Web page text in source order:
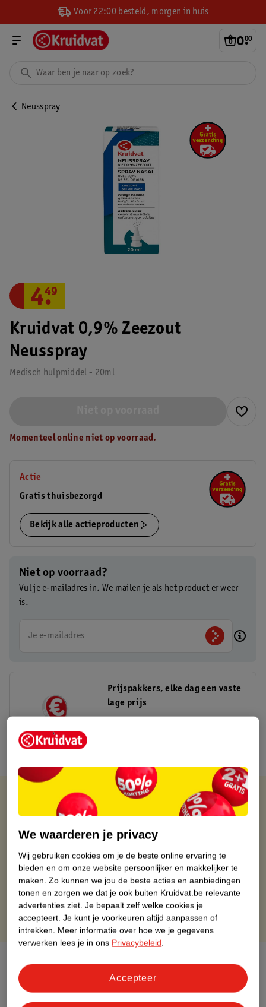
Voor 22:00 besteld, morgen in huis
0.
00
Neusspray
Kruidvat 0,9% Zeezout
Neusspray
Medisch hulpmiddel - 20ml
4.
49
Momenteel online niet op voorraad.
Actie
Gratis thuisbezorgd
Bekijk alle actieproducten
Niet op voorraad?
Vul je e-mailadres in. We mailen je als het product er weer
is.
Je e-mailadres
Prijspakkers, elke dag een vaste
lage prijs
Kruidvat is altijd voordelig
Op werkdagen voor 22:00 uur besteld, volgende dag in huis
Gratis thuisbezorgd vanaf 50.00
Gratis retourneren binnen 30 dagen
Gratis punten met je Kruidvat kaart
Over dit product
Productinformatie
We waarderen je privacy
Wij gebruiken cookies om je de beste online ervaring te
bieden en om onze website persoonlijker en makkelijker te
maken. Zo kunnen we jou de beste acties en aanbiedingen
tonen en zorgen we dat je ook buiten Kruidvat.be relevante
advertenties ziet. Je bepaalt zelf welke cookies je
accepteert. Je kunt je voorkeuren altijd aanpassen of
intrekken. Meer informatie over hoe we je gegevens
verwerken lees je in ons Privacybeleid.
Accepteer